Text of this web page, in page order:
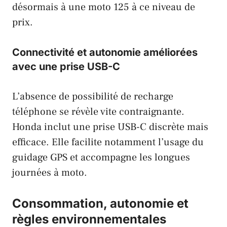
désormais à une moto 125 à ce niveau de
prix.
Connectivité et autonomie améliorées
avec une prise USB-C
L’absence de possibilité de recharge
téléphone se révèle vite contraignante.
Honda inclut une prise USB-C discrète mais
efficace. Elle facilite notamment l’usage du
guidage GPS et accompagne les longues
journées à moto.
Consommation, autonomie et
règles environnementales